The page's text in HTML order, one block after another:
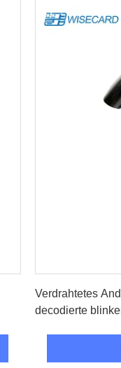
Verdrahtetes
decodierte